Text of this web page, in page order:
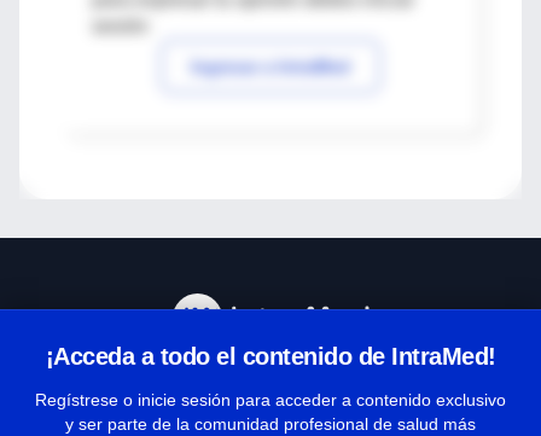
Ingresar a IntraMed
¡Acceda a todo el contenido de IntraMed!
Regístrese o inicie sesión para acceder a contenido exclusivo
y ser parte de la comunidad profesional de salud más